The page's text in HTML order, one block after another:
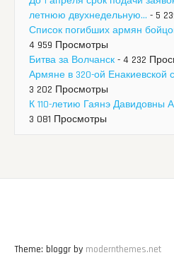
летнюю двухнедельную... - 5
Список погибших армян
4 959 Просмотры
Битва за Волчанск - 4 232
Армяне в 320-ой Енакиевской
3 202 Просмотры
К 110-летию Гаянэ Давидовны
3 081 Просмотры
Theme: bloggr by modernthemes.net